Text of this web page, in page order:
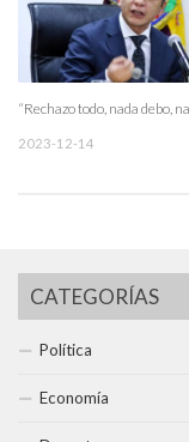
“Rechazo todo, nada debo,
2023-12-14
CATEGORÍAS
Política
Economía